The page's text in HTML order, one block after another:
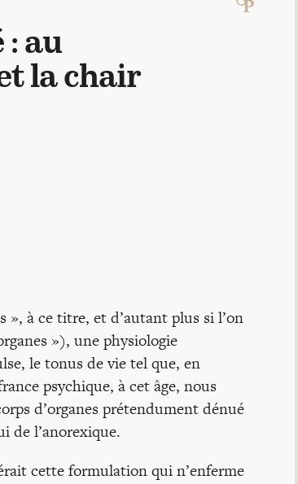
: au
la chair
», à ce titre, et d’autant plus si l’on
»), une physiologie
le tonus de vie tel que, en
psychique, à cet âge, nous
d’organes prétendument dénué
de l’anorexique.
cette formulation qui n’enferme